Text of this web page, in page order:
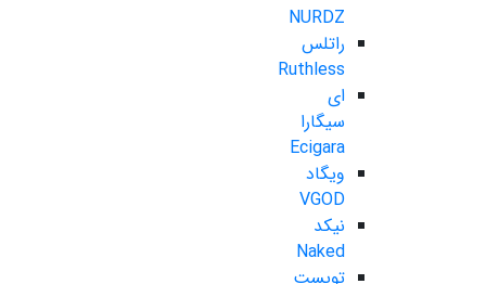
NURDZ
راتلس
Ruthless
ای
سیگارا
Ecigara
ویگاد
VGOD
نیکد
Naked
تویست